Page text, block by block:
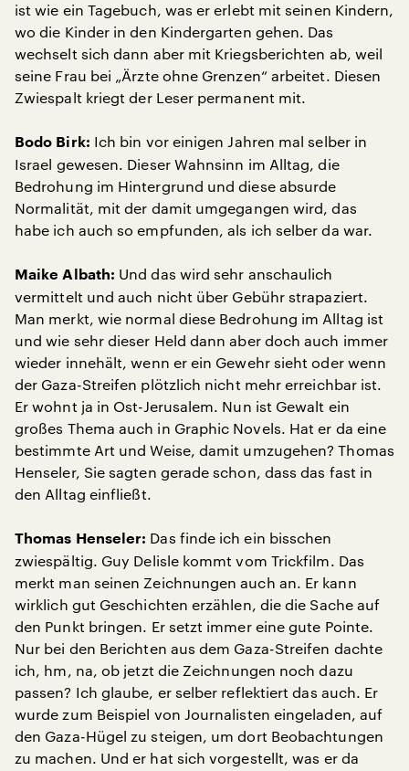
ist wie ein Tagebuch, was er erlebt mit seinen Kindern,
wo die Kinder in den Kindergarten gehen. Das
wechselt sich dann aber mit Kriegsberichten ab, weil
seine Frau bei „Ärzte ohne Grenzen“ arbeitet. Diesen
Zwiespalt kriegt der Leser permanent mit.
Bodo Birk: Ich bin vor einigen Jahren mal selber in
Israel gewesen. Dieser Wahnsinn im Alltag, die
Bedrohung im Hintergrund und diese absurde
Normalität, mit der damit umgegangen wird, das
habe ich auch so empfunden, als ich selber da war.
Maike Albath: Und das wird sehr anschaulich
vermittelt und auch nicht über Gebühr strapaziert.
Man merkt, wie normal diese Bedrohung im Alltag ist
und wie sehr dieser Held dann aber doch auch immer
wieder innehält, wenn er ein Gewehr sieht oder wenn
der Gaza-Streifen plötzlich nicht mehr erreichbar ist.
Er wohnt ja in Ost-Jerusalem. Nun ist Gewalt ein
großes Thema auch in Graphic Novels. Hat er da eine
bestimmte Art und Weise, damit umzugehen? Thomas
Henseler, Sie sagten gerade schon, dass das fast in
den Alltag einfließt.
Thomas Henseler: Das finde ich ein bisschen
zwiespältig. Guy Delisle kommt vom Trickfilm. Das
merkt man seinen Zeichnungen auch an. Er kann
wirklich gut Geschichten erzählen, die die Sache auf
den Punkt bringen. Er setzt immer eine gute Pointe.
Nur bei den Berichten aus dem Gaza-Streifen dachte
ich, hm, na, ob jetzt die Zeichnungen noch dazu
passen? Ich glaube, er selber reflektiert das auch. Er
wurde zum Beispiel von Journalisten eingeladen, auf
den Gaza-Hügel zu steigen, um dort Beobachtungen
zu machen. Und er hat sich vorgestellt, was er da